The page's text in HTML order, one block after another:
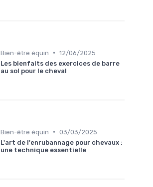
Bien-être équin • 12/06/2025
Les bienfaits des exercices de barre
au sol pour le cheval
Bien-être équin • 03/03/2025
L'art de l'enrubannage pour chevaux :
une technique essentielle